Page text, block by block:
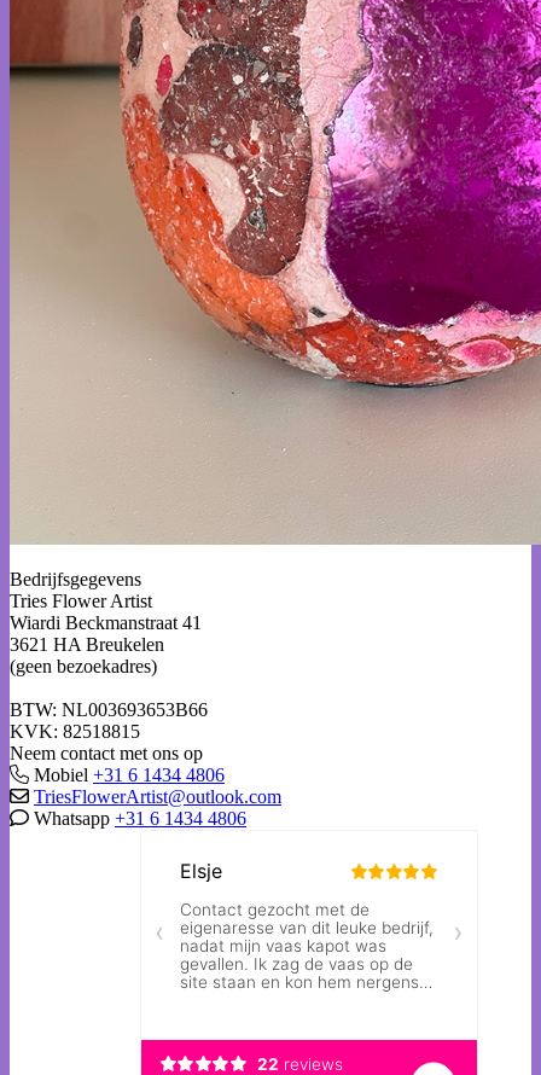
Bedrijfsgegevens
Tries Flower Artist
Wiardi Beckmanstraat 41
3621 HA Breukelen
(geen bezoekadres)
BTW: NL003693653B66
KVK: 82518815
Neem contact met ons op
Mobiel +31 6 1434 4806
TriesFlowerArtist@outlook.com
Whatsapp +31 6 1434 4806